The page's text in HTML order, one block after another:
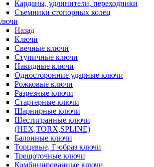
Карданы, удлинители, переходники
Съемники стопорных колец
Назад
Ключи
Свечные ключи
Ступичные ключи
Накидные ключи
Односторонние ударные ключи
Рожковые ключи
Разрезные ключи
Стартерные ключи
Шарнирные ключи
Шестигранные ключи
(HEX,TORX,SPLINE)
Балонные ключи
Торцевые, Г-образ ключи
Трещоточные ключи
Комбинированные ключи